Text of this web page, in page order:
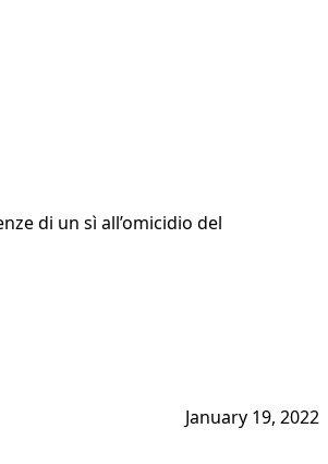
di un sì all’omicidio del
January 19, 2022